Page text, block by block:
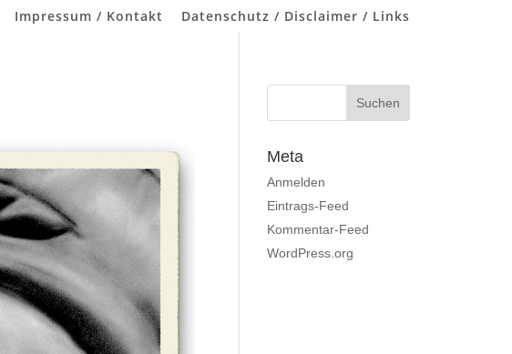
Impressum / Kontakt Datenschutz / Disclaimer / Links
Meta
Anmelden
Eintrags-Feed
Kommentar-Feed
WordPress.org